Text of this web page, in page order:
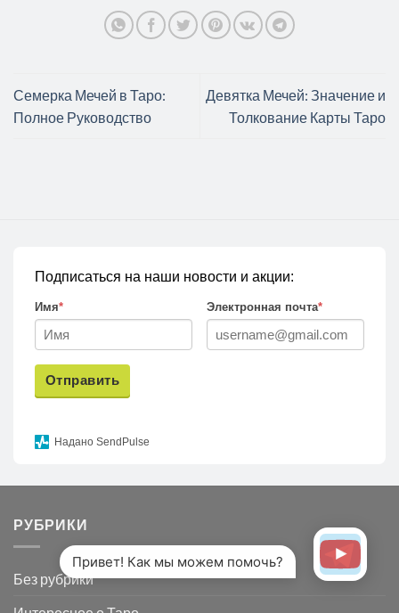
Привет! Как мы можем помочь?
Семерка Мечей в Таро:
Полное Руководство
Девятка Мечей: Значение и
Толкование Карты Таро
Подписаться на наши новости и акции:
Имя* Электронная почта*
Отправить
Надано SendPulse
РУБРИКИ
Без рубрики